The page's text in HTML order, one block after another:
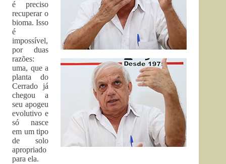
é preciso
recuperar o
bioma. Isso
é
impossível,
por duas
razões:
uma, que a
planta do
Cerrado já
chegou a
seu apogeu
evolutivo e
só nasce
em um tipo
de solo
apropriado
para ela.